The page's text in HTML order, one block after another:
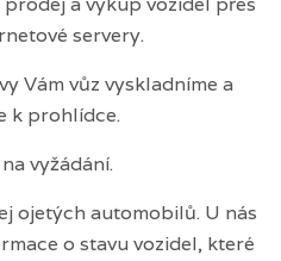
servery.
Vám vůz vyskladníme a
k prohlídce.
vyžádání.
ojetých automobilů. U nás
o stavu vozidel, které